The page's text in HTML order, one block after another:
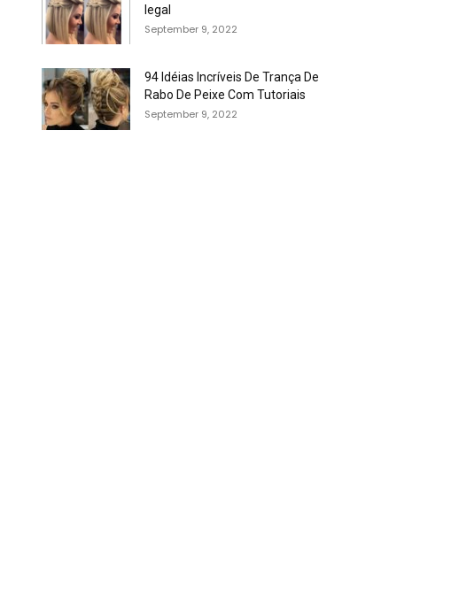
legal
September 9, 2022
94 Idéias Incríveis De Trança De
Rabo De Peixe Com Tutoriais
September 9, 2022